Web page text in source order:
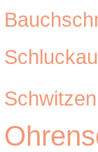
Schwitzen